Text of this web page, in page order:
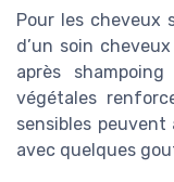
Pour les cheveux
d’un soin
après
végétales
sensibles peuvent
avec quelques